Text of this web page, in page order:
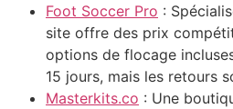
Foot Soccer Pro :
site offre des prix
options de flocage
15 jours, mais les retours
Masterkits.co : Une